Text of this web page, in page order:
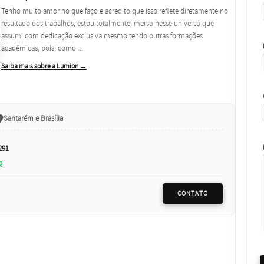
Tenho muito amor no que faço e acredito que isso reflete diretamente no
resultado dos trabalhos, estou totalmente imerso nesse universo que
assumi com dedicação exclusiva mesmo tendo outras formações
acadêmicas, pois, como ...
Saiba mais sobre a Lumion →
Santarém e Brasília
CONTATO